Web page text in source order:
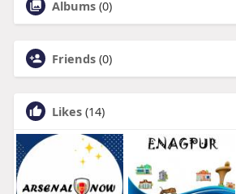
Albums (0)
Friends (0)
Likes (14)